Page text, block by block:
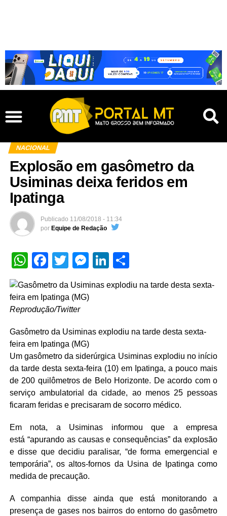
NACIONAL
Explosão em gasômetro da
Usiminas deixa feridos em
Ipatinga
Publicado 11/08/2018 - 11:34
por Equipe de Redação
WhatsApp
Facebook
TwitterMessenger
LinkedIn
Reprodução/Twitter
Gasômetro da Usiminas explodiu na tarde desta sexta-
feira em Ipatinga (MG)
Um gasômetro da siderúrgica Usiminas explodiu no início
da tarde desta sexta-feira (10) em Ipatinga, a pouco mais
de 200 quilômetros de Belo Horizonte. De acordo com o
serviço ambulatorial da cidade, ao menos 25 pessoas
ficaram feridas e precisaram de socorro médico.
Em nota, a Usiminas informou que a empresa
está “apurando as causas e consequências” da explosão
e disse que decidiu paralisar, “de forma emergencial e
temporária”, os altos-fornos da Usina de Ipatinga como
medida de precaução.
A companhia disse ainda que está monitorando a
presença de gases nos bairros do entorno do gasômetro